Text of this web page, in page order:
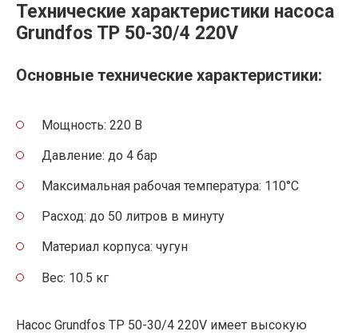
Технические характеристики насоса
Grundfos TP 50-30/4 220V
Основные технические характеристики:
Мощность: 220 В
Давление: до 4 бар
Максимальная рабочая температура: 110°C
Расход: до 50 литров в минуту
Материал корпуса: чугун
Вес: 10.5 кг
Насос Grundfos TP 50-30/4 220V имеет высокую